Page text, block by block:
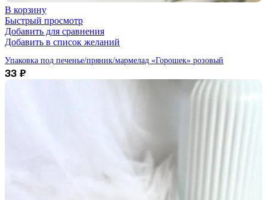
В корзину
Быстрый просмотр
Добавить для сравнения
Добавить в список желаний
Упаковка под печенье/пряник/мармелад «Горошек» розовый
33 ₽